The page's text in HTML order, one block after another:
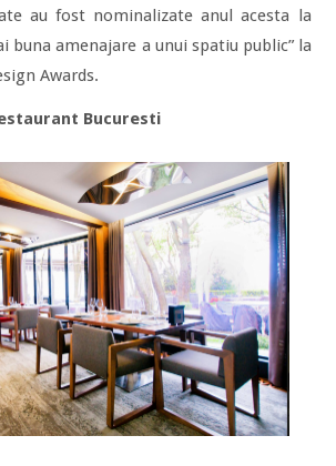
au fost nominalizate anul acesta la
buna amenajare a unui spatiu public” la
Awards.
Bucuresti